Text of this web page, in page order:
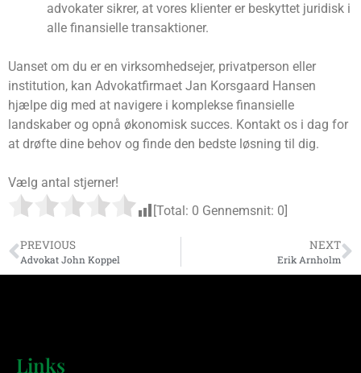
advokater sikrer, at vores klienter er beskyttet juridisk i
alle finansielle transaktioner.
Uanset om du er en virksomhedsejer, privatperson eller
institution, kan Advokatfirmaet Jan Korsgaard Hansen
hjælpe dig med at navigere i komplekse finansielle
landskaber og opnå økonomisk succes. Kontakt os i dag for
at drøfte dine behov og finde den bedste løsning til dig.
Vælg antal stjerner!
[Total: 0 Gennemsnit: 0
PREVIOUS
Advokat John Koppel
NEXT
Erik Arnholm
Links